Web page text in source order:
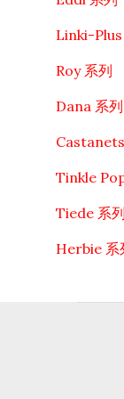
Linki-Plus
Roy 系列
Dana 系列
Tinkle
Tiede 系列
Herbie 系